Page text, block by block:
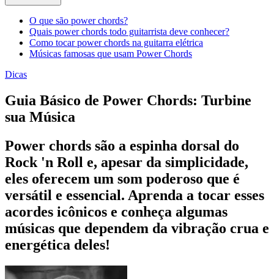
O que são power chords?
Quais power chords todo guitarrista deve conhecer?
Como tocar power chords na guitarra elétrica
Músicas famosas que usam Power Chords
Dicas
Guia Básico de Power Chords: Turbine
sua Música
Power chords são a espinha dorsal do
Rock 'n Roll e, apesar da simplicidade,
eles oferecem um som poderoso que é
versátil e essencial. Aprenda a tocar esses
acordes icônicos e conheça algumas
músicas que dependem da vibração crua e
energética deles!